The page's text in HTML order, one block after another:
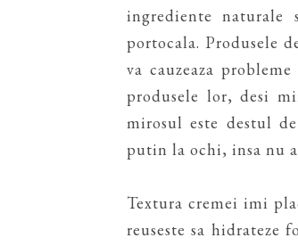
ingrediente
portocala. Produsele
va cauzeaza
produsele lor, desi
mirosul este destul
putin la ochi, insa nu
Textura cremei imi
reuseste sa hidrateze